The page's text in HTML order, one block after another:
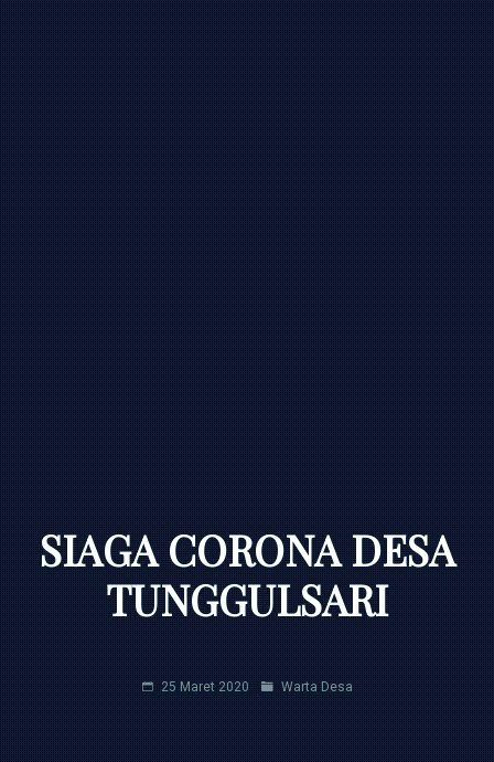
SIAGA CORONA DESA
TUNGGULSARI
25 Maret 2020 Warta Desa